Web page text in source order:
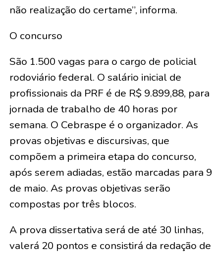
não realização do certame”, informa.
O concurso
São 1.500 vagas para o cargo de policial
rodoviário federal. O salário inicial de
profissionais da PRF é de R$ 9.899,88, para
jornada de trabalho de 40 horas por
semana. O Cebraspe é o organizador. As
provas objetivas e discursivas, que
compõem a primeira etapa do concurso,
após serem adiadas, estão marcadas para 9
de maio. As provas objetivas serão
compostas por três blocos.
A prova dissertativa será de até 30 linhas,
valerá 20 pontos e consistirá da redação de